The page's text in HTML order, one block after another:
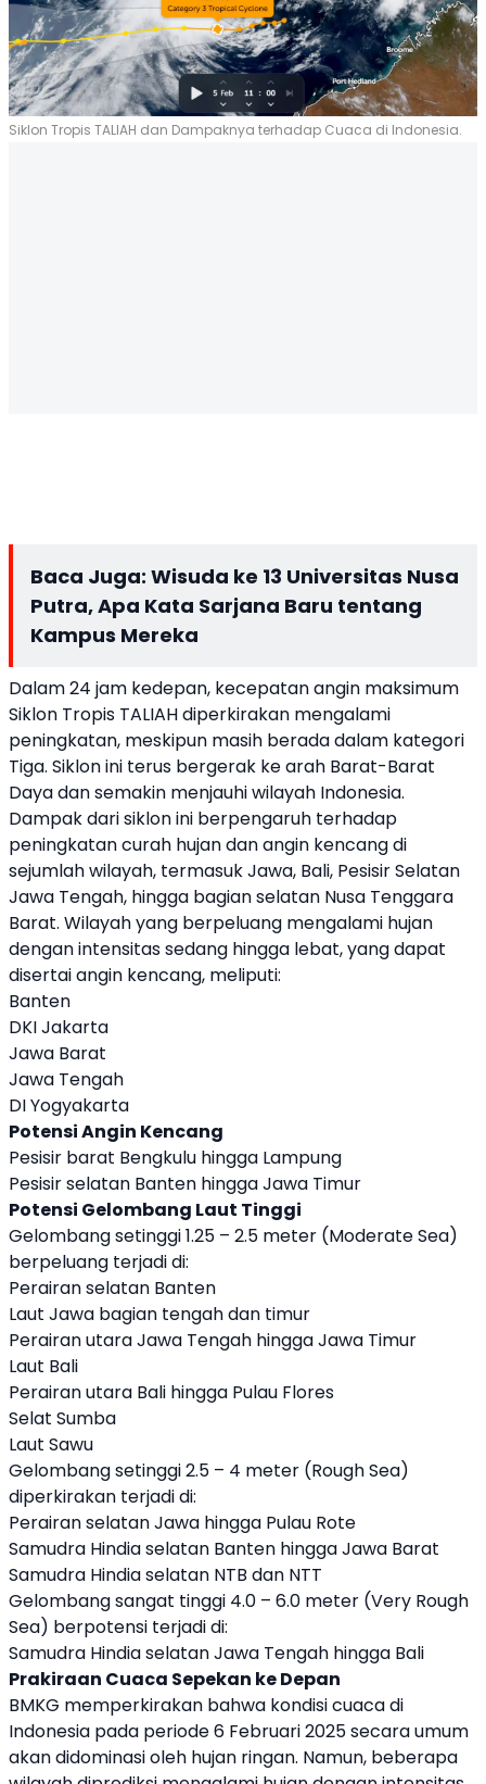
Siklon Tropis TALIAH dan Dampaknya terhadap Cuaca di Indonesia.
Baca Juga: Wisuda ke 13 Universitas Nusa
Putra, Apa Kata Sarjana Baru tentang
Kampus Mereka
Dalam 24 jam kedepan, kecepatan angin maksimum
Siklon Tropis TALIAH diperkirakan mengalami
peningkatan, meskipun masih berada dalam kategori
Tiga. Siklon ini terus bergerak ke arah Barat-Barat
Daya dan semakin menjauhi wilayah Indonesia.
Dampak dari siklon ini berpengaruh terhadap
peningkatan curah hujan dan angin kencang di
sejumlah wilayah, termasuk Jawa, Bali, Pesisir Selatan
Jawa Tengah, hingga bagian selatan Nusa Tenggara
Barat. Wilayah yang berpeluang mengalami hujan
dengan intensitas sedang hingga lebat, yang dapat
disertai angin kencang, meliputi:
Banten
DKI Jakarta
Jawa Barat
Jawa Tengah
DI Yogyakarta
Potensi Angin Kencang
Pesisir barat Bengkulu hingga Lampung
Pesisir selatan Banten hingga Jawa Timur
Potensi Gelombang Laut Tinggi
Gelombang setinggi 1.25 – 2.5 meter (Moderate Sea)
berpeluang terjadi di:
Perairan selatan Banten
Laut Jawa bagian tengah dan timur
Perairan utara Jawa Tengah hingga Jawa Timur
Laut Bali
Perairan utara Bali hingga Pulau Flores
Selat Sumba
Laut Sawu
Gelombang setinggi 2.5 – 4 meter (Rough Sea)
diperkirakan terjadi di:
Perairan selatan Jawa hingga Pulau Rote
Samudra Hindia selatan Banten hingga Jawa Barat
Samudra Hindia selatan NTB dan NTT
Gelombang sangat tinggi 4.0 – 6.0 meter (Very Rough
Sea) berpotensi terjadi di:
Samudra Hindia selatan Jawa Tengah hingga Bali
Prakiraan Cuaca Sepekan ke Depan
BMKG memperkirakan bahwa kondisi cuaca di
Indonesia pada periode 6 Februari 2025 secara umum
akan didominasi oleh hujan ringan. Namun, beberapa